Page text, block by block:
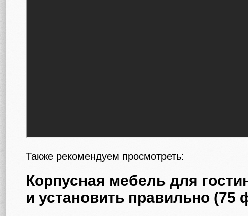
Также рекомендуем просмотреть:
Корпусная мебель для
и установить правильно (75